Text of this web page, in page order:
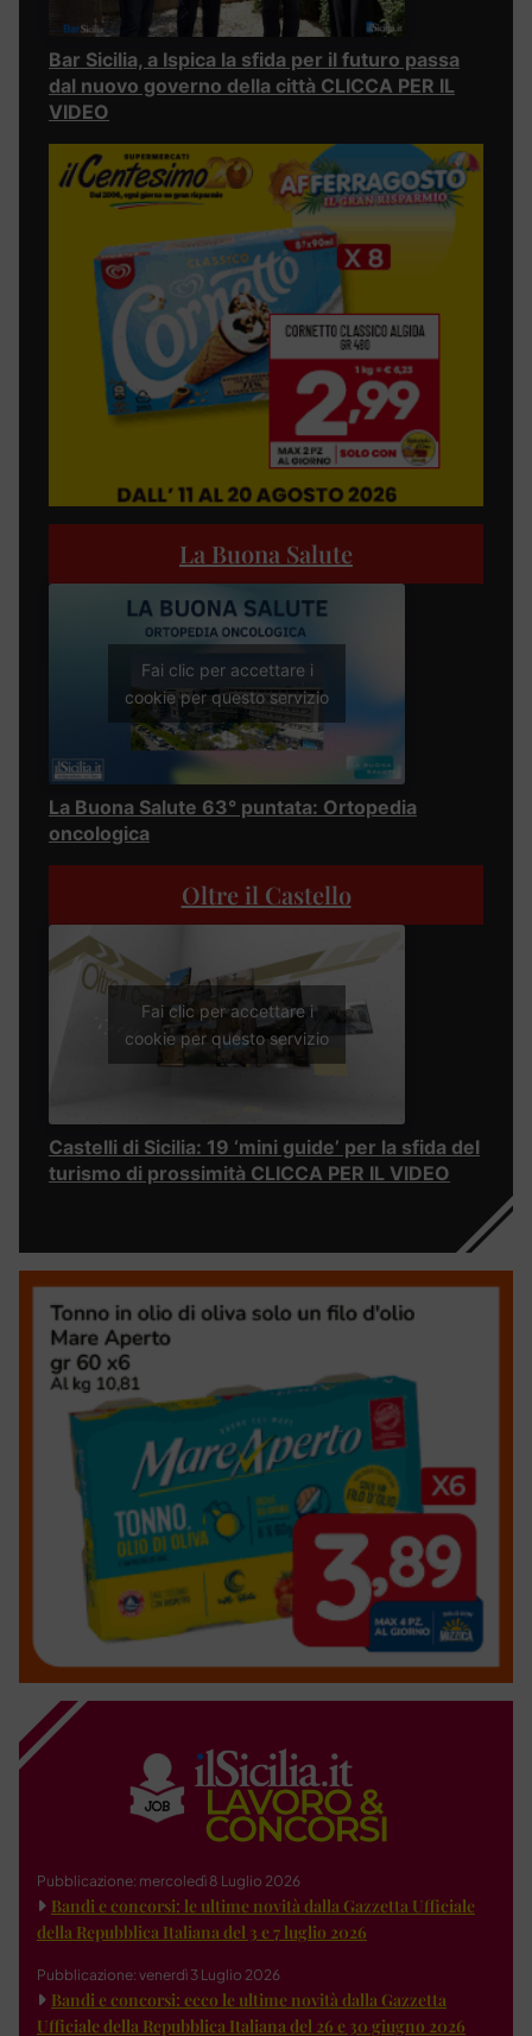
Bar Sicilia, a Ispica la sfida per il futuro passa
dal nuovo governo della città CLICCA PER IL
VIDEO
La Buona Salute
Fai clic per accettare i
cookie per questo servizio
La Buona Salute 63° puntata: Ortopedia
oncologica
Oltre il Castello
Fai clic per accettare i
cookie per questo servizio
Castelli di Sicilia: 19 ‘mini guide’ per la sfida del
turismo di prossimità CLICCA PER IL VIDEO
Pubblicazione: mercoledì 8 Luglio 2026
Bandi e concorsi: le ultime novità dalla Gazzetta Ufficiale
della Repubblica Italiana del 3 e 7 luglio 2026
Pubblicazione: venerdì 3 Luglio 2026
Bandi e concorsi: ecco le ultime novità dalla Gazzetta
Ufficiale della Repubblica Italiana del 26 e 30 giugno 2026